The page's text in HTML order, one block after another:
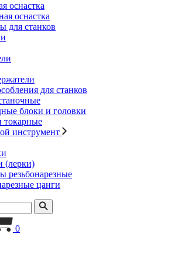
оснастка
оснастка
для станков
для станков
блоки и головки
токарные
инструмент
(лерки)
резьбонарезные
цанги
0